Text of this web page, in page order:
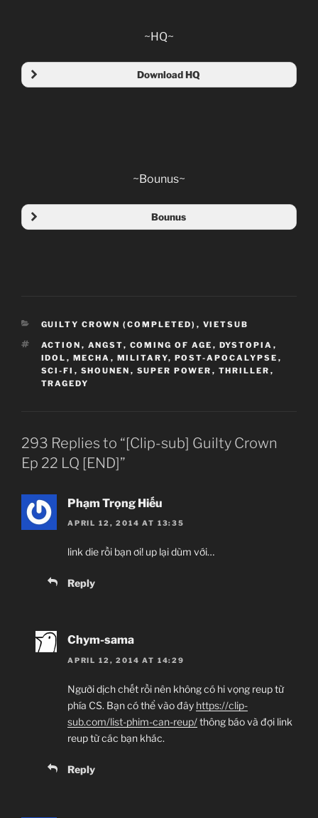
~HQ~
Download HQ
Ep 05 HQ
Ep 08 HQ
Ep 09 HQ
~Bounus~
Bounus
Guilty Crown ED Single – Departures ~Anata ni
CATEGORIES
GUILTY CROWN (COMPLETED) , VIETSUB
TAGS
ACTION , ANGST, COMING OF AGE , DYSTOPIA ,
IDOL , MECHA , MILITARY, POST-APOCALYPSE ,
SCI-FI , SHOUNEN , SUPER POWER , THRILLER ,
TRAGEDY
293 Replies to “[Clip-sub] Guilty Crown
Ep 22 LQ [END]”
Phạm Trọng Hiếu
APRIL 12, 2014 AT 13:35
link die rồi bạn ơi! up lại dùm với…
Reply
Chym-sama
APRIL 12, 2014 AT 14:29
Người dịch chết rồi nên không có hi vọng reup từ
phía CS. Bạn có thể vào đây https://clip-
sub.com/list-phim-can-reup/thông báo và đợi link
reup từ các bạn khác.
Reply